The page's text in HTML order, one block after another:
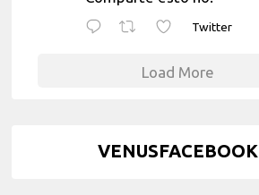
Twitter
Load More
VENUSFACEBOOK